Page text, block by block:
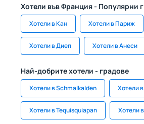
Хотели във Франция - Популярни
Хотели в Кан Хотели в Париж
Хотели в Диеп Хотели в Анеси
Най-добрите хотели - градове
Хотели в Schmalkalden Хотели
Хотели в Tequisquiapan Хотели